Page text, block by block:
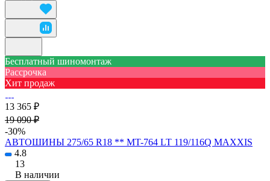
Бесплатный шиномонтаж
Рассрочка
Хит продаж
13 365 ₽
19 090 ₽
-30%
АВТОШИНЫ 275/65 R18 ** MT-764 LT 119/116Q MAXXIS
4.8
13
В наличии